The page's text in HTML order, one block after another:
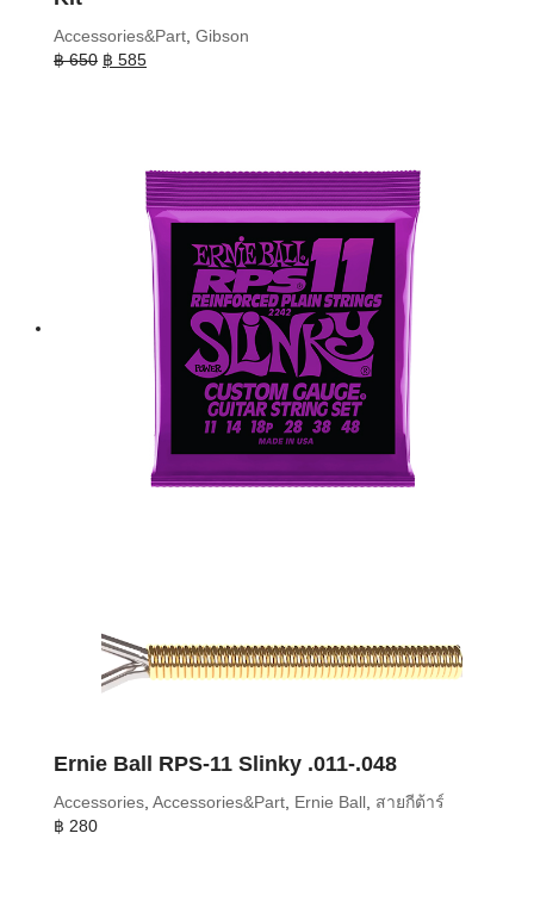
Accessories&Part, Gibson
฿650 Original
฿ 585Current
Ernie Ball RPS-11 Slinky .011-.048
Accessories, Accessories&Part, Ernie Ball, สายกีต้าร์
฿ 280